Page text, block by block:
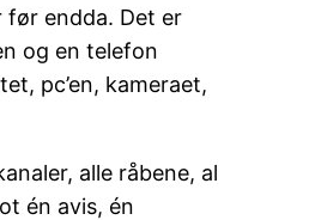
før endda. Det er
og en telefon
pc’en, kameraet,
alle råbene, al
én avis, én